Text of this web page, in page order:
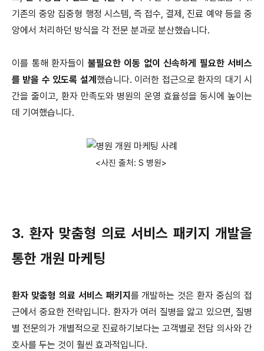
기존의 중앙 집중형 행정 시스템, 즉 접수, 결제, 진료 예약 등을 중
앙에서 처리하던 방식을 각 전문 분과로 분산했습니다.
이를 통해 환자들이 불필요한 이동 없이 신속하게 필요한 서비스
를 받을 수 있도록 설계 했습니다. 이러한 접근으로 환자의 대기 시
간을 줄이고, 환자 만족도와 병원의 운영 효율성을 동시에 높이는
데 기여했습니다.
<사진 출처: S 병원>
3. 환자 맞춤형 의료 서비스 패키지 개발을
통한 개원 마케팅
환자 맞춤형 의료 서비스 패키지 를 개발하는 것은 환자 중심의 접
근에서 중요한 전략입니다. 환자가 여러 질병을 앓고 있으면, 질병
별 전문의가 개별적으로 진료하기보다는 고객별로 전담 의사와 간
호사를 두는 것이 훨씬 효과적입니다.